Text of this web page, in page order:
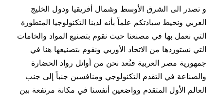
و تصدر الى الشرق الأوسط وشمال أفريقيا ودول الخليج
العربي ونحيط سيادتكم علماً بأنه لدينا التكنولوجيا المتطورة
التي نعمل بها في مصنعنا حيث نقوم بتصنيع المواد والخامات
التي نستوردها من الاتحاد الأوربي ونقوم بتصنيعها هنا في
جمهورية مصر العربية فنُعد نحن من أوائل رواد الحضارة
والصناعة في التقدم التكنولوجي ومنافسين جنباً إلى جنب
العالم الأول المتقدم وواضعين أنفسنا في مكانة مرتفعة بين